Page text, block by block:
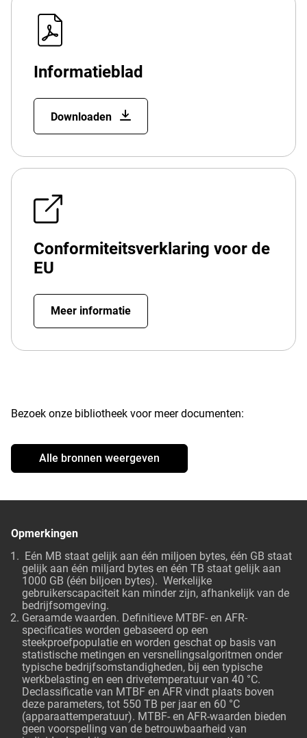
Informatieblad
Downloaden
Conformiteitsverklaring voor de
EU
Meer informatie
Bezoek onze bibliotheek voor meer documenten:
Alle bronnen weergeven
Opmerkingen
Eén MB staat gelijk aan één miljoen bytes, één GB staat
gelijk aan één miljard bytes en één TB staat gelijk aan
1000 GB (één biljoen bytes). Werkelijke
gebruikerscapaciteit kan minder zijn, afhankelijk van de
bedrijfsomgeving.
Geraamde waarden. Definitieve MTBF- en AFR-
specificaties worden gebaseerd op een
steekproefpopulatie en worden geschat op basis van
statistische metingen en versnellingsalgoritmen onder
typische bedrijfsomstandigheden, bij een typische
werkbelasting en een drivetemperatuur van 40 °C.
Declassificatie van MTBF en AFR vindt plaats boven
deze parameters, tot 550 TB per jaar en 60 °C
(apparaattemperatuur). MTBF- en AFR-waarden bieden
geen voorspelling van de betrouwbaarheid van